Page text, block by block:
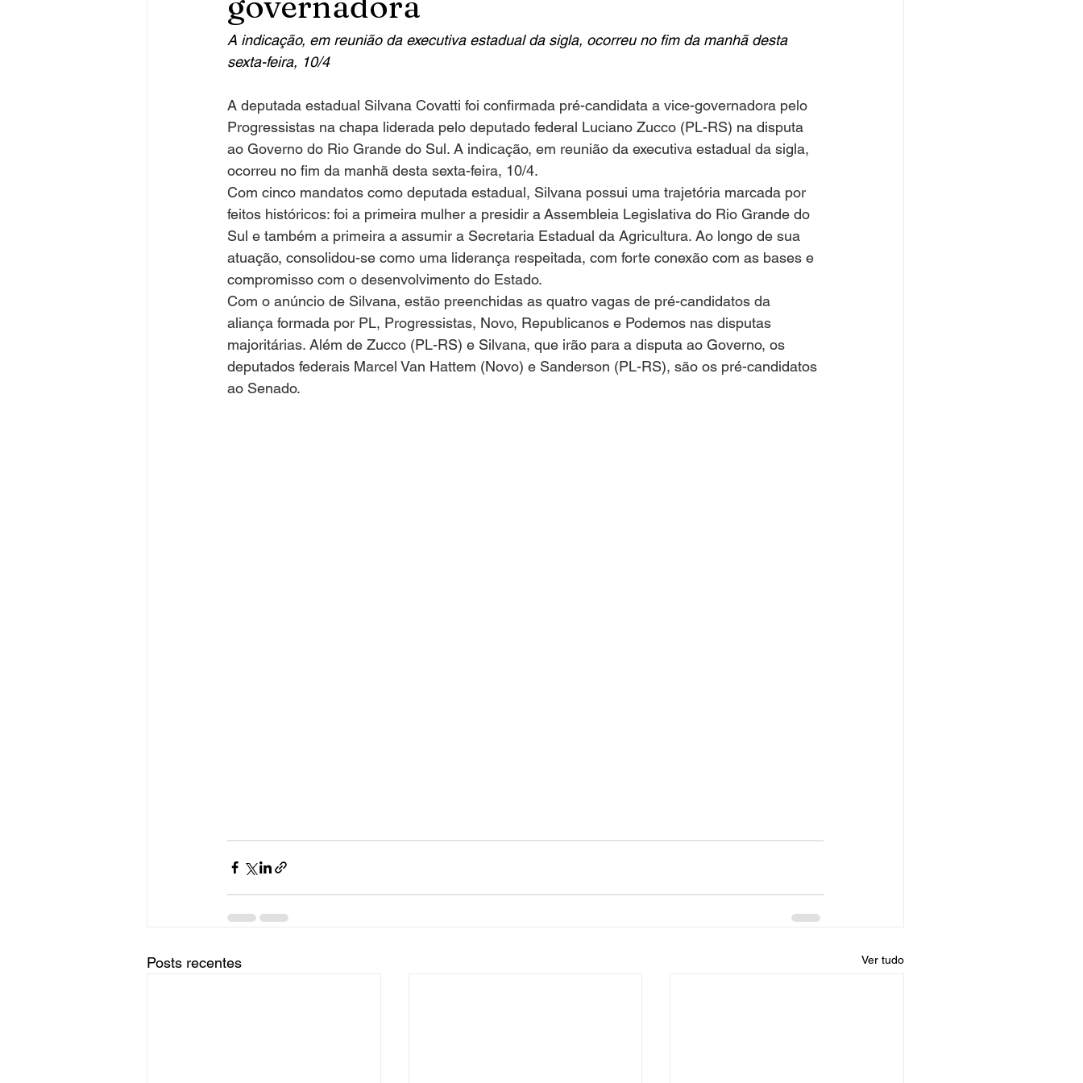
A indicação, em reunião da executiva estadual da sigla, ocorreu no fim da manhã desta
sexta-feira, 10/4
A deputada estadual Silvana Covatti foi confirmada pré-candidata a vice-governadora pelo
Progressistas na chapa liderada pelo deputado federal Luciano Zucco (PL-RS) na disputa
ao Governo do Rio Grande do Sul. A indicação, em reunião da executiva estadual da sigla,
ocorreu no fim da manhã desta sexta-feira, 10/4.
Com cinco mandatos como deputada estadual, Silvana possui uma trajetória marcada por
feitos históricos: foi a primeira mulher a presidir a Assembleia Legislativa do Rio Grande do
Sul e também a primeira a assumir a Secretaria Estadual da Agricultura. Ao longo de sua
atuação, consolidou-se como uma liderança respeitada, com forte conexão com as bases e
compromisso com o desenvolvimento do Estado.
Com o anúncio de Silvana, estão preenchidas as quatro vagas de pré-candidatos da
aliança formada por PL, Progressistas, Novo, Republicanos e Podemos nas disputas
majoritárias. Além de Zucco (PL-RS) e Silvana, que irão para a disputa ao Governo, os
deputados federais Marcel Van Hattem (Novo) e Sanderson (PL-RS), são os pré-candidatos
ao Senado.
Posts recentes Ver tudo